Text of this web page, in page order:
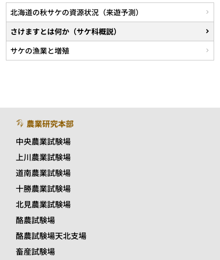
北海道の秋サケの資源状況（来遊予測）
さけますとは何か（サケ科概説）
サケの漁業と増殖
農業研究本部
中央農業試験場
上川農業試験場
道南農業試験場
十勝農業試験場
北見農業試験場
酪農試験場
酪農試験場天北支場
畜産試験場